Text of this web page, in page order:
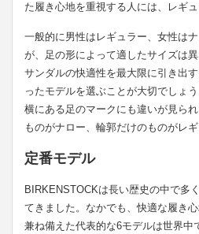
た履き心地を重視する人には、レギ
一般的に男性はレギュラー、女性は
が、足の形によって適したサイズは
サンダルの快適性を最大限に引き出
ったモデルを選ぶことが大切でしょ
横にある足のマークにも違いが見ら
ものがナロー、輪郭だけのものがレギ
定番モデル
BIRKENSTOCKは長い歴史の中で多
てきました。なかでも、快適な履き
兼ね備えた代表的な6モデルは世界中